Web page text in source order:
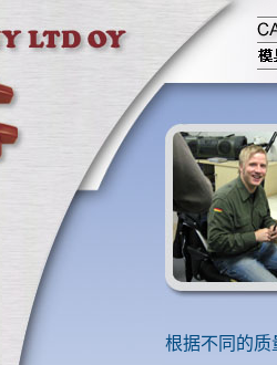
根据不同的质